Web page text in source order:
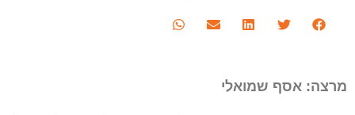
מרצה: אסף שמואלי